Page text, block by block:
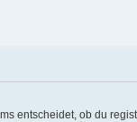
entscheidet, ob du